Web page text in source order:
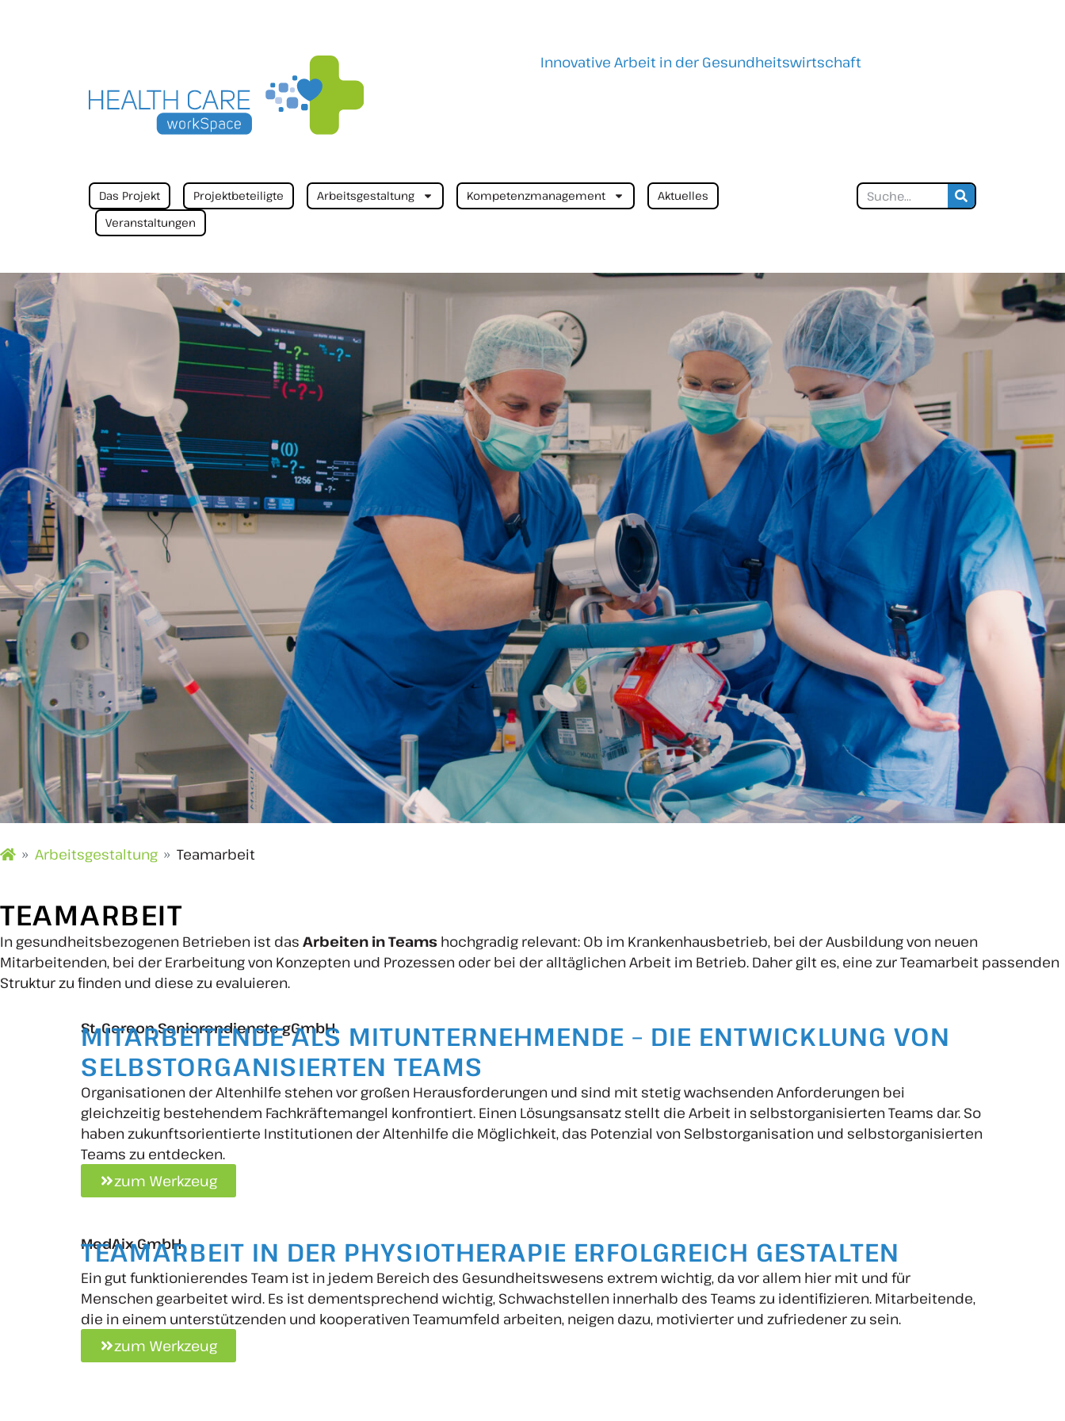
Innovative Arbeit in der Gesundheitswirtschaft
Das Projekt Projektbeteiligte Arbeitsgestaltung Kompetenzmanagement
Aktuelles
Veranstaltungen
Arbeitsgestaltung Teamarbeit
TEAMARBEIT
In gesundheitsbezogenen Betrieben ist das Arbeiten in Teams hochgradig relevant: Ob im Krankenhausbetrieb, bei der Ausbildung von neuen
Mitarbeitenden, bei der Erarbeitung von Konzepten und Prozessen oder bei der alltäglichen Arbeit im Betrieb. Daher gilt es, eine zur Teamarbeit passenden
Struktur zu finden und diese zu evaluieren.
St. Gereon Seniorendienste gGmbH
MITARBEITENDE ALS MITUNTERNEHMENDE – DIE ENTWICKLUNG VON
SELBSTORGANISIERTEN TEAMS
Organisationen der Altenhilfe stehen vor großen Herausforderungen und sind mit stetig wachsenden Anforderungen bei
gleichzeitig bestehendem Fachkräftemangel konfrontiert. Einen Lösungsansatz stellt die Arbeit in selbstorganisierten Teams dar. So
haben zukunftsorientierte Institutionen der Altenhilfe die Möglichkeit, das Potenzial von Selbstorganisation und selbstorganisierten
Teams zu entdecken.
zum Werkzeug
MedAix GmbH
TEAMARBEIT IN DER PHYSIOTHERAPIE ERFOLGREICH GESTALTEN
Ein gut funktionierendes Team ist in jedem Bereich des Gesundheitswesens extrem wichtig, da vor allem hier mit und für
Menschen gearbeitet wird. Es ist dementsprechend wichtig, Schwachstellen innerhalb des Teams zu identifizieren. Mitarbeitende,
die in einem unterstützenden und kooperativen Teamumfeld arbeiten, neigen dazu, motivierter und zufriedener zu sein.
zum Werkzeug